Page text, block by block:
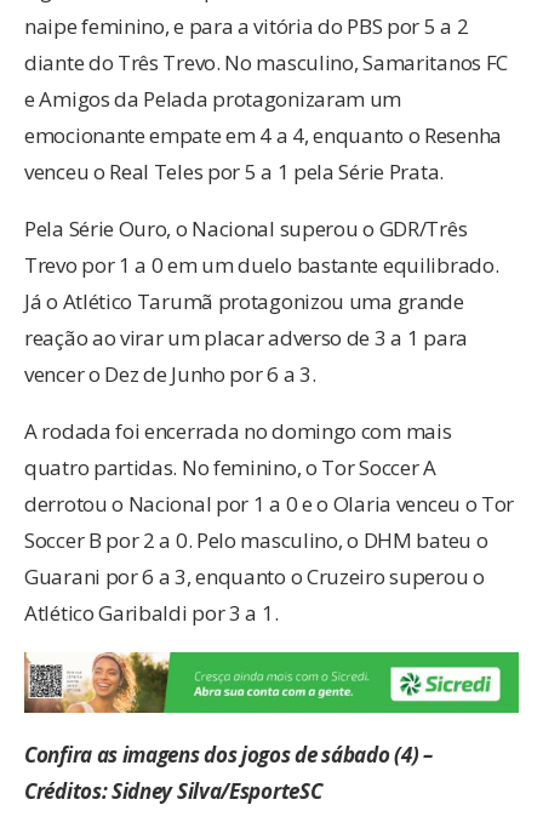
e Amigos da Pelada protagonizaram um
emocionante empate em 4 a 4, enquanto o Resenha
venceu o Real Teles por 5 a 1 pela Série Prata.
Pela Série Ouro, o Nacional superou o GDR/Três
Trevo por 1 a 0 em um duelo bastante equilibrado.
Já o Atlético Tarumã protagonizou uma grande
reação ao virar um placar adverso de 3 a 1 para
vencer o Dez de Junho por 6 a 3.
A rodada foi encerrada no domingo com mais
quatro partidas. No feminino, o Tor Soccer A
derrotou o Nacional por 1 a 0 e o Olaria venceu o Tor
Soccer B por 2 a 0. Pelo masculino, o DHM bateu o
Guarani por 6 a 3, enquanto o Cruzeiro superou o
Atlético Garibaldi por 3 a 1.
Confira as imagens dos jogos de sábado (4) –
Créditos: Sidney Silva/EsporteSC